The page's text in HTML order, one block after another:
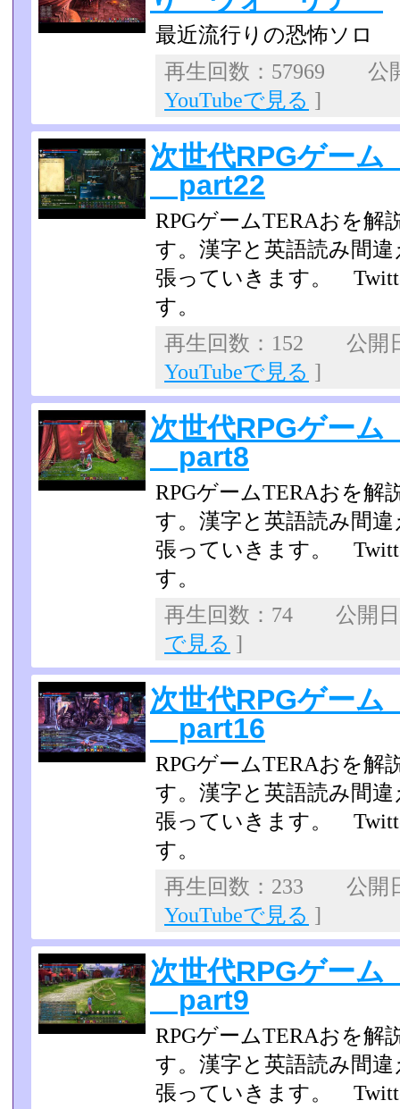
最近流行りの恐怖ソロ
再生回数：57969 公
YouTubeで見る ]
次世代RPGゲー
part22
RPGゲームTERAおを解
す。漢字と英語読み間
張っていきます。
す。
再生回数：152 公開
YouTubeで見る ]
次世代RPGゲー
part8
RPGゲームTERAおを解
す。漢字と英語読み間
張っていきます。
す。
再生回数：74 公開
で見る ]
次世代RPGゲー
part16
RPGゲームTERAおを解
す。漢字と英語読み間
張っていきます。
す。
再生回数：233 公開
YouTubeで見る ]
次世代RPGゲー
part9
RPGゲームTERAおを解
す。漢字と英語読み間
張っていきます。